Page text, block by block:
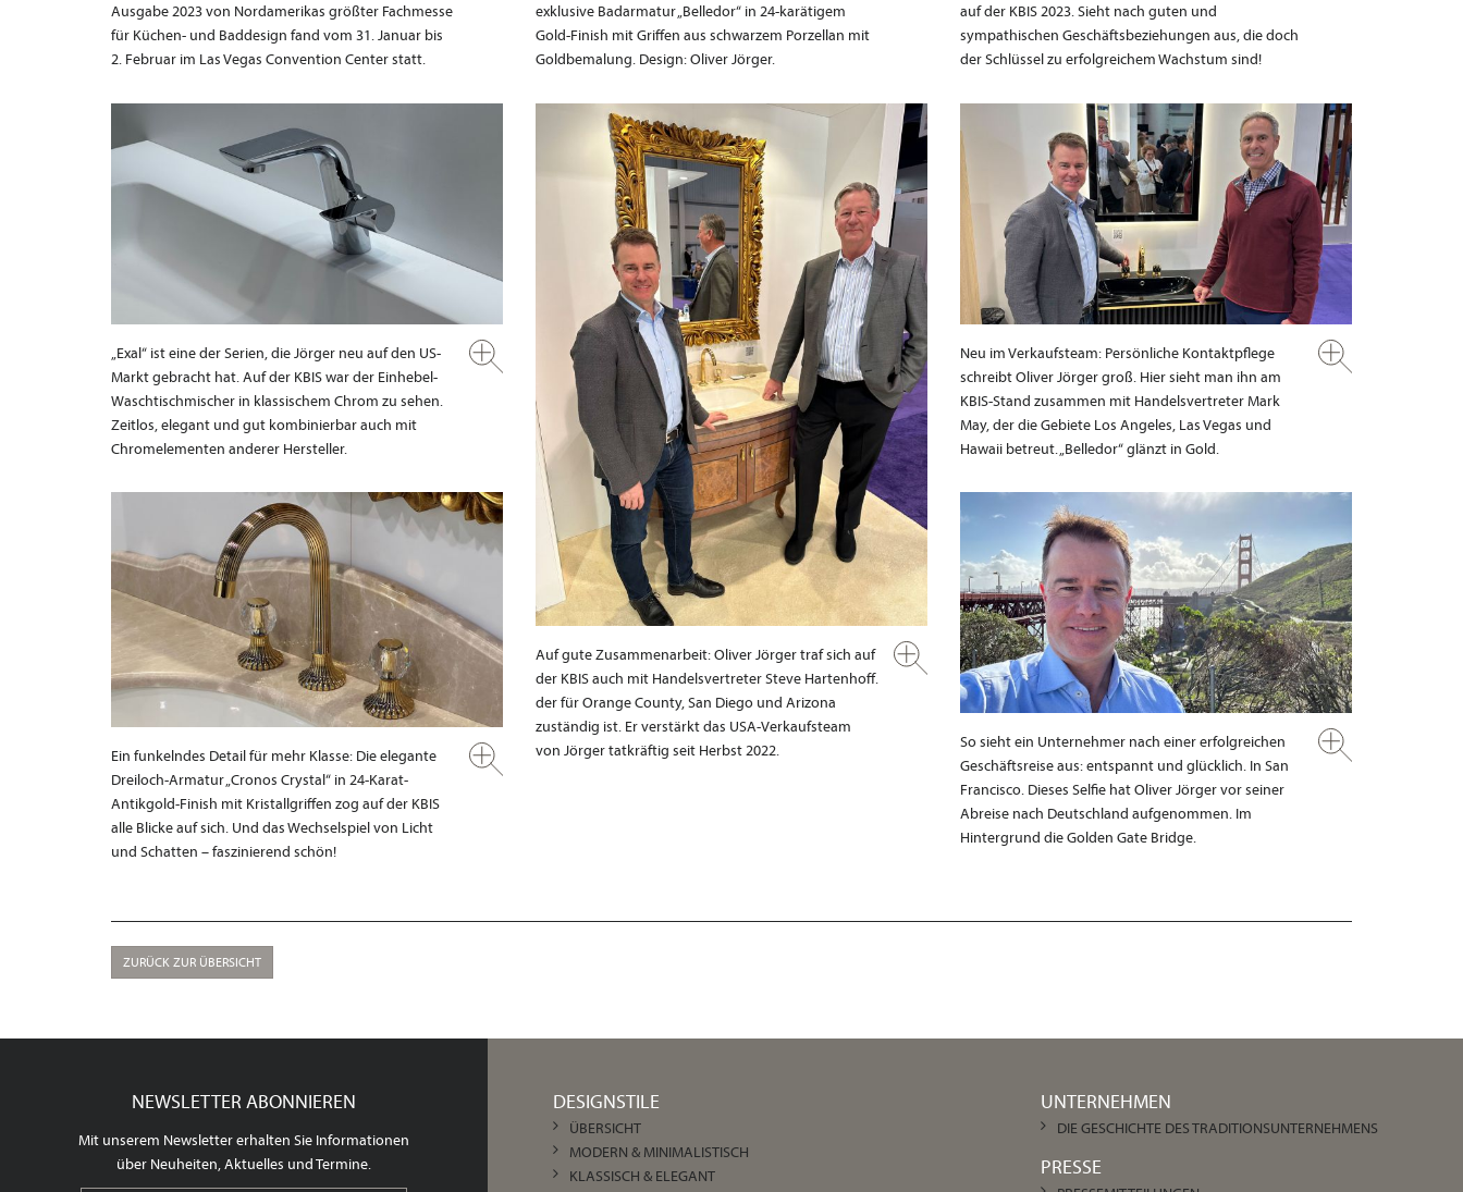
Ausgabe 2023 von Nordamerikas größter Fachmesse
für Küchen- und Baddesign fand vom 31. Januar bis
2. Februar im Las Vegas Convention Center statt.
exklusive Badarmatur „Belledor“ in 24-karätigem
Gold-Finish mit Griffen aus schwarzem Porzellan mit
Goldbemalung. Design: Oliver Jörger.
auf der KBIS 2023. Sieht nach guten und
sympathischen Geschäftsbeziehungen aus, die doch
der Schlüssel zu erfolgreichem Wachstum sind!
„Exal“ ist eine der Serien, die Jörger neu auf den US-
Markt gebracht hat. Auf der KBIS war der Einhebel-
Waschtischmischer in klassischem Chrom zu sehen.
Zeitlos, elegant und gut kombinierbar auch mit
Chromelementen anderer Hersteller.
Auf gute Zusammenarbeit: Oliver Jörger traf sich auf
der KBIS auch mit Handelsvertreter Steve Hartenhoff.
der für Orange County, San Diego und Arizona
zuständig ist. Er verstärkt das USA-Verkaufsteam
von Jörger tatkräftig seit Herbst 2022.
Neu im Verkaufsteam: Persönliche Kontaktpflege
schreibt Oliver Jörger groß. Hier sieht man ihn am
KBIS-Stand zusammen mit Handelsvertreter Mark
May, der die Gebiete Los Angeles, Las Vegas und
Hawaii betreut. „Belledor“ glänzt in Gold.
Ein funkelndes Detail für mehr Klasse: Die elegante
Dreiloch-Armatur „Cronos Crystal“ in 24-Karat-
Antikgold-Finish mit Kristallgriffen zog auf der KBIS
alle Blicke auf sich. Und das Wechselspiel von Licht
und Schatten – faszinierend schön!
So sieht ein Unternehmer nach einer erfolgreichen
Geschäftsreise aus: entspannt und glücklich. In San
Francisco. Dieses Selfie hat Oliver Jörger vor seiner
Abreise nach Deutschland aufgenommen. Im
Hintergrund die Golden Gate Bridge.
ZURÜCK ZUR ÜBERSICHT
NEWSLETTER ABONNIEREN
Mit unserem Newsletter erhalten Sie Informationen
über Neuheiten, Aktuelles und Termine.
DESIGNSTILE
ÜBERSICHT
MODERN & MINIMALISTISCH
KLASSISCH & ELEGANT
UNTERNEHMEN
DIE GESCHICHTE DES TRADITIONSUNTERNEHMENS
PRESSE